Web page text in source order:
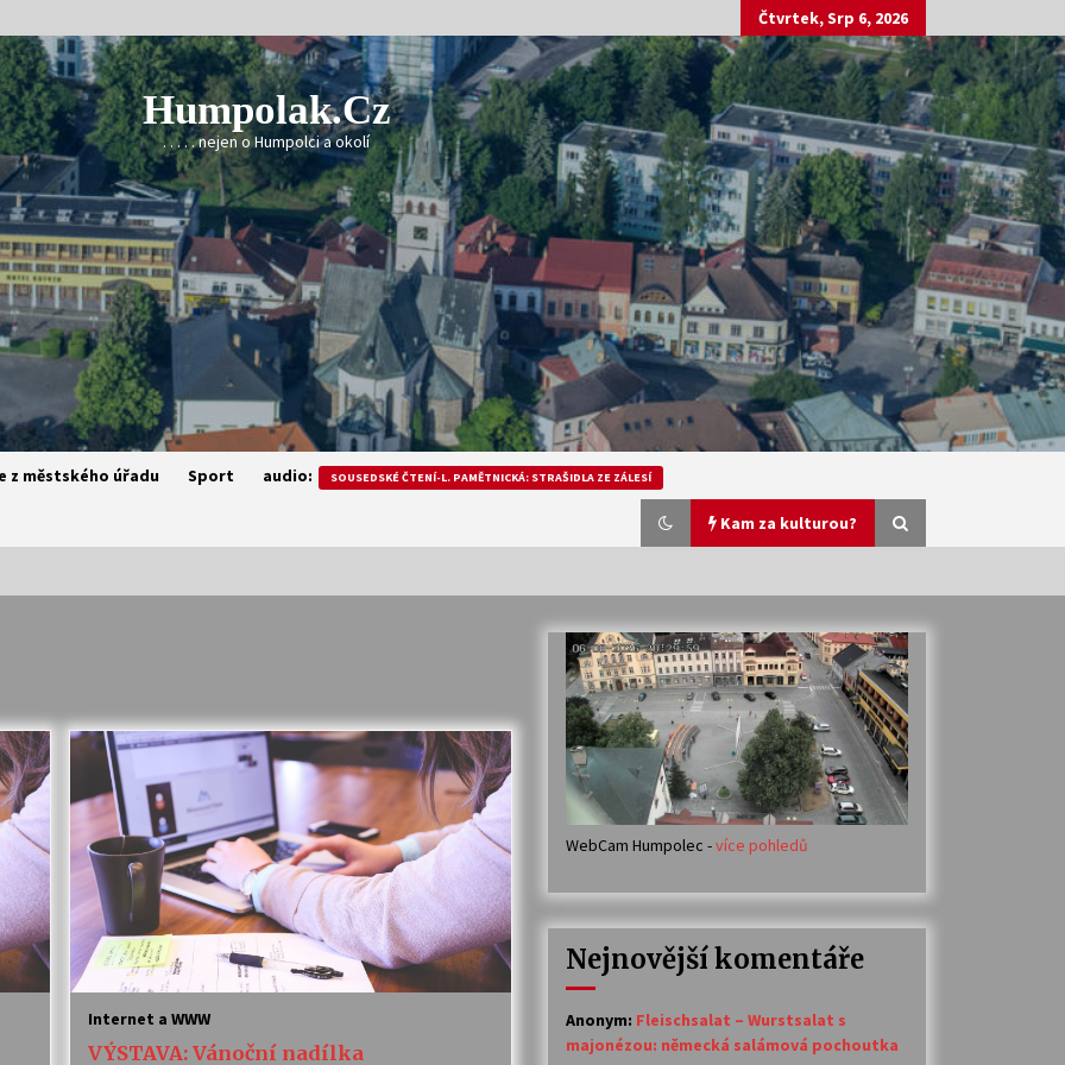
Čtvrtek, Srp 6, 2026
Humpolak.cz
. . . . . nejen o Humpolci a okolí
z městského úřadu Sport audio: SOUSEDSKÉ ČTENÍ-L. PAMĚTNICKÁ: STRAŠIDLA ZE ZÁLESÍ
Kam za kulturou?
Veselí muzikanti
30. 7. 2026
Letní koncerty ve Stromovce:
Kolchoz a Jenakaši
28. 7. 2026
Votavžatský ploty
23. 7. 2026
Vysočinka
17. 7. 2026 14. 7. 2026
Varhanní recitál Michala Novenka v
30. 6. 2026
Internet a WWW
VÝSTAVA: Vánoční nadílka
WebCam Humpolec -více pohledů
Nejnovější komentáře
Anonym: Fleischsalat – Wurstsalat s
majonézou: německá salámová pochoutka